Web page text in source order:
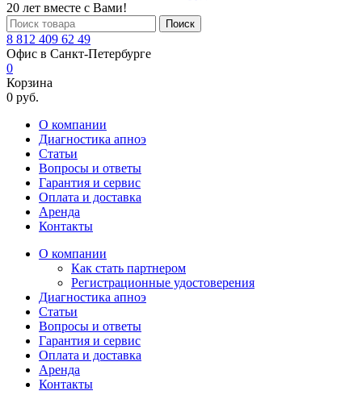
20 лет вместе с Вами!
Поиск
8 812 409 62 49
Офис в Санкт-Петербурге
0
Корзина
0 руб.
О компании
Диагностика апноэ
Статьи
Вопросы и ответы
Гарантия и сервис
Оплата и доставка
Аренда
Контакты
О компании
Как стать партнером
Регистрационные удостоверения
Диагностика апноэ
Статьи
Вопросы и ответы
Гарантия и сервис
Оплата и доставка
Аренда
Контакты